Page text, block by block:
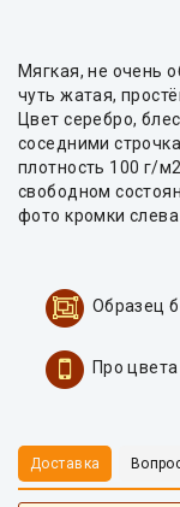
Мягкая, не очень
чуть жатая,
Цвет серебро,
соседними
плотность 100 г/
свободном
фото кромки слева
Образец
Про
Доставка